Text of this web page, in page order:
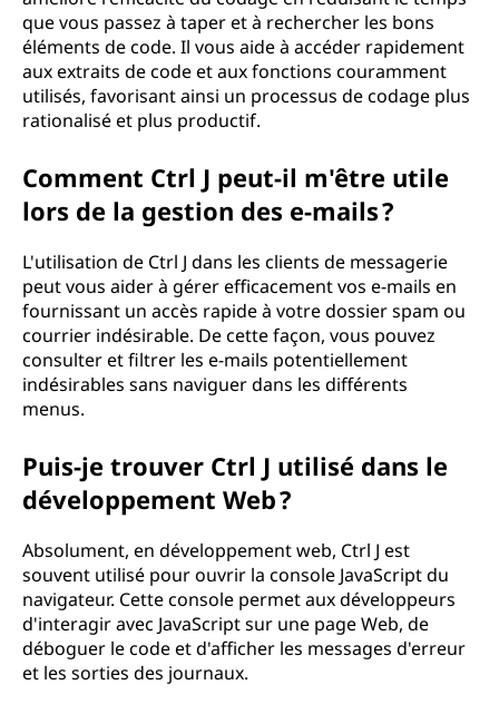
que vous passez à taper et à rechercher les bons
éléments de code. Il vous aide à accéder rapidement
aux extraits de code et aux fonctions couramment
utilisés, favorisant ainsi un processus de codage plus
rationalisé et plus productif.
Comment Ctrl J peut-il m'être utile
lors de la gestion des e-mails ?
L'utilisation de Ctrl J dans les clients de messagerie
peut vous aider à gérer efficacement vos e-mails en
fournissant un accès rapide à votre dossier spam ou
courrier indésirable. De cette façon, vous pouvez
consulter et filtrer les e-mails potentiellement
indésirables sans naviguer dans les différents
menus.
Puis-je trouver Ctrl J utilisé dans le
développement Web ?
Absolument, en développement web, Ctrl J est
souvent utilisé pour ouvrir la console JavaScript du
navigateur. Cette console permet aux développeurs
d'interagir avec JavaScript sur une page Web, de
déboguer le code et d'afficher les messages d'erreur
et les sorties des journaux.